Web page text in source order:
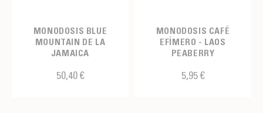
MONODOSIS BLUE
MOUNTAIN DE LA
JAMAICA
50,40 €
MONODOSIS CAFÉ
EFÍMERO - LAOS
PEABERRY
5,95 €